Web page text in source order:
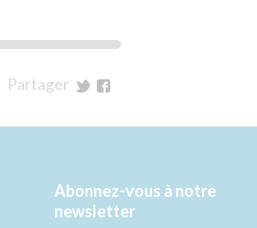
Partager
Twitter
Facebook
Abonnez-vous à notre
newsletter